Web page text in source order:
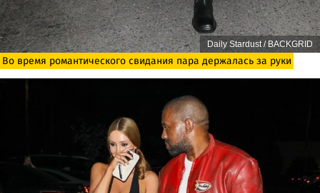
Daily Stardust / BACKGRID
Во время романтического свидания пара держалась за руки